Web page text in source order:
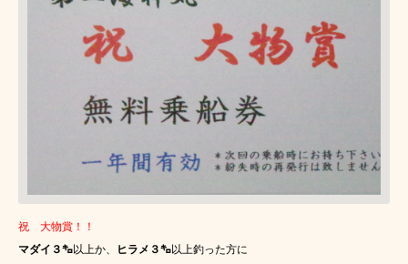
祝 大物賞！！
マダイ３㌔以上か、 ヒラメ３㌔以上釣った方に